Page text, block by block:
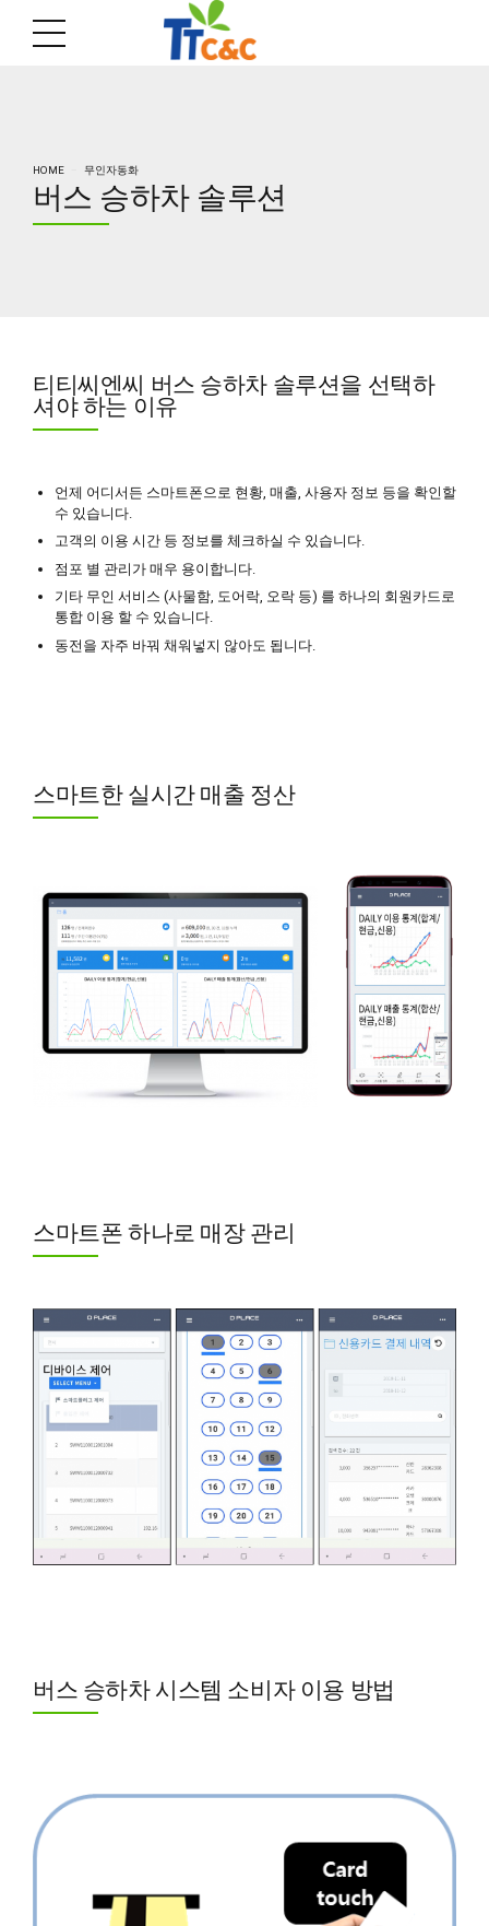
HOME 무인자동화
버스 승하차 솔루션
티티씨엔씨 버스 승하차 솔루션을 선택하
셔야 하는 이유
언제 어디서든 스마트폰으로 현황, 매출, 사용자 정보 등을 확인할
수 있습니다.
고객의 이용 시간 등 정보를 체크하실 수 있습니다.
점포 별 관리가 매우 용이합니다.
기타 무인 서비스 (사물함, 도어락, 오락 등) 를 하나의 회원카드로
통합 이용 할 수 있습니다.
동전을 자주 바꿔 채워넣지 않아도 됩니다.
스마트한 실시간 매출 정산
스마트폰 하나로 매장 관리
버스 승하차 시스템 소비자 이용 방법